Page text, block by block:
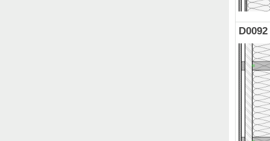
D0092